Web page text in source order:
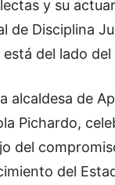
y su
de Disciplina
del lado
alcaldesa de
Pichardo,
del
del